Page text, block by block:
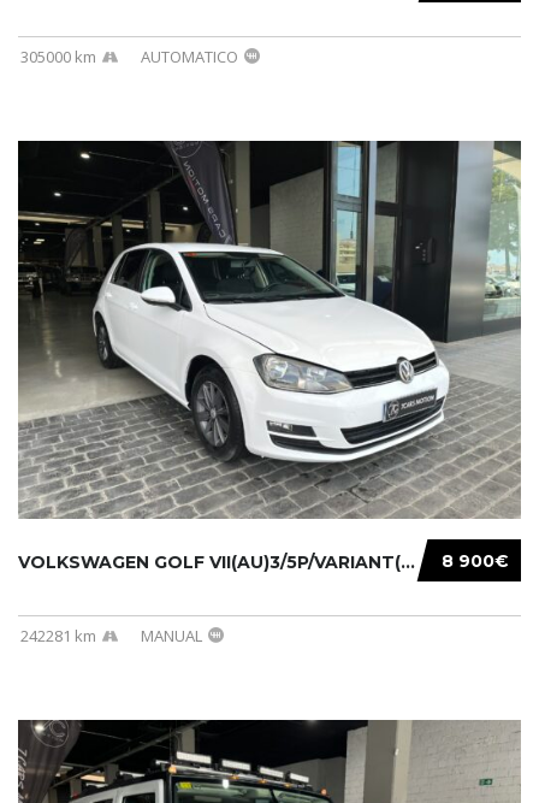
305000 km AUTOMATICO
8 900€
VOLKSWAGEN GOLF VII(AU)3/5P/VARIANT(12-16 20...
242281 km MANUAL